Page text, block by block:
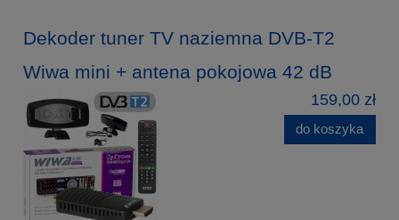
Dekoder tuner TV naziemna DVB-T2
Wiwa mini + antena pokojowa 42 dB
159,00 zł
do koszyka